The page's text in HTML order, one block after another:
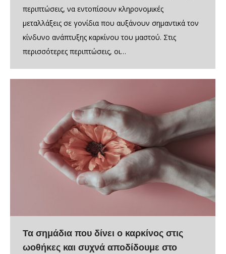
περιπτώσεις, να εντοπίσουν κληρονομικές
μεταλλάξεις σε γονίδια που αυξάνουν σημαντικά τον
κίνδυνο ανάπτυξης καρκίνου του μαστού. Στις
περισσότερες περιπτώσεις, οι…
Τα σημάδια που δίνει ο καρκίνος στις
ωοθήκες και συχνά αποδίδουμε στο